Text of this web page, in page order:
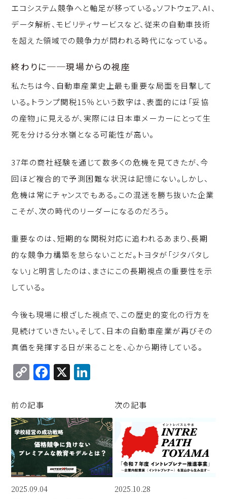
エコシステム競争へと軸足が移っている。ソフトウェア、AI、
データ解析、モビリティサービスなど、従来の自動車技術
を超えた領域での競争力が問われる時代になっている。
終わりに──現場からの視座
私たちは今、自動車産業史上最も重要な局面を目撃して
いる。トランプ関税15％という数字は、表面的には「妥協
の産物」に見えるが、実際には日本車メーカーにとって生
死を分ける分水嶺となる可能性が高い。
37年の商社経験を通じて数多くの危機を見てきたが、今
回ほど複合的で予測困難な状況は記憶にない。しかし、
危機は常にチャンスでもある。この混迷を勝ち抜いた企業
こそが、次の時代のリーダーになるのだろう。
重要なのは、短期的な関税対応に追われるあまり、長期
的な競争力構築を怠らないことだ。トヨタが「ジタバタし
ない」と明言したのは、まさにこの長期視点の重要性を示
している。
今後も現場に根ざした視点で、この歴史的変化の行方を
見続けていきたい。そして、日本の自動車産業が再びその
真価を発揮する日が来ることを、心から期待している。
C
p
y
Li
n
k
F
e
b
o
o
X
e
d
I
n
前の記事
2025.09.04
次の記事
2025.10.28